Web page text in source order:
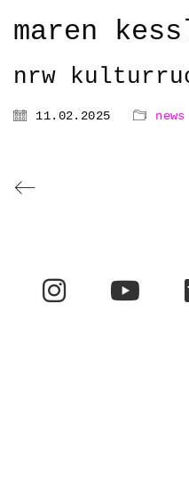
maren
nrw
11.02.2025 news